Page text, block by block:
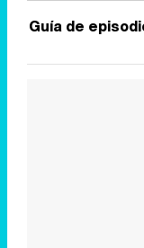
Guía de